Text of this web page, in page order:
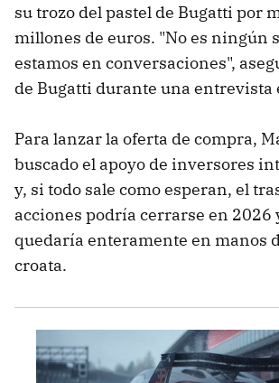
su trozo del pastel de Bugatti por
millones de euros. "No es ningún
estamos en conversaciones",
de Bugatti durante una entrevista
Para lanzar la oferta de compra,
buscado el apoyo de inversores
y, si todo sale como esperan, el
acciones podría cerrarse en 2026
quedaría enteramente en manos
croata.